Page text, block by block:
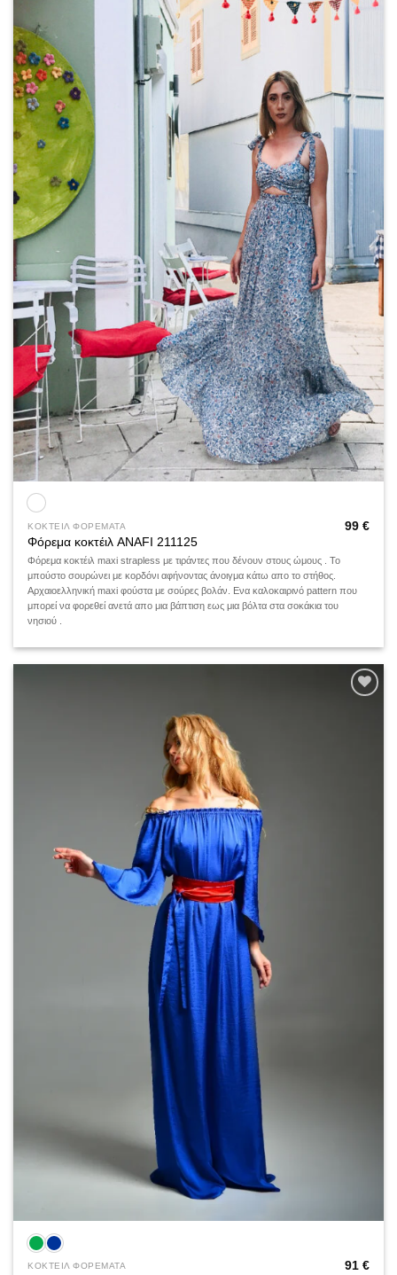
ΚΟΚΤΕΙΛ ΦΟΡΕΜΑΤΑ
Φόρεμα κοκτέιλ ANAFI 211125
99 €
Φόρεμα κοκτέιλ maxi strapless με τιράντες που δένουν στους ώμους . Το
μπούστο σουρώνει με κορδόνι αφήνοντας άνοιγμα κάτω απο το στήθος.
Αρχαιοελληνική maxi φούστα με σούρες βολάν. Ενα καλοκαιρινό pattern που
μπορεί να φορεθεί ανετά απο μια βάπτιση εως μια βόλτα στα σοκάκια του
νησιού .
ΚΟΚΤΕΙΛ ΦΟΡΕΜΑΤΑ 91 €